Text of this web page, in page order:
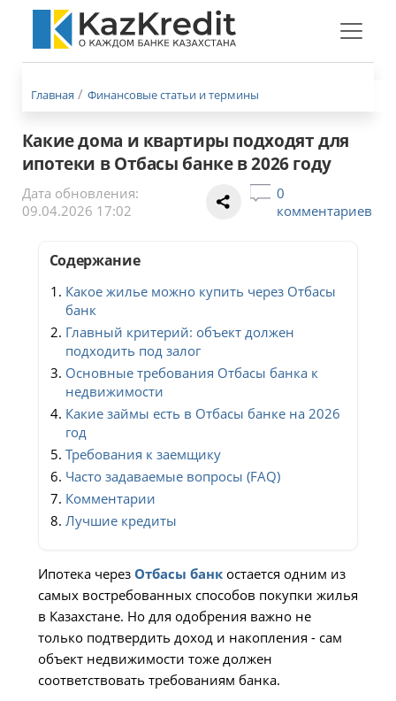
Меню
Главная Финансовые статьи и термины
Какие дома и квартиры подходят для
ипотеки в Отбасы банке в 2026 году
Дата обновления:
09.04.2026 17:02
0
комментариев
Содержание
Какое жилье можно купить через Отбасы
банк
Главный критерий: объект должен
подходить под залог
Основные требования Отбасы банка к
недвижимости
Какие займы есть в Отбасы банке на 2026
год
Требования к заемщику
Часто задаваемые вопросы (FAQ)
Комментарии
Лучшие кредиты
Ипотека через Отбасы банкостается одним из
самых востребованных способов покупки жилья
в Казахстане. Но для одобрения важно не
только подтвердить доход и накопления - сам
объект недвижимости тоже должен
соответствовать требованиям банка.